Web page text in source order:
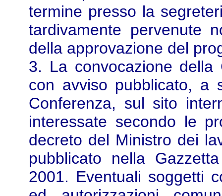
termine presso la
tardivamente pervenute
della approvazione del
3. La convocazione
con avviso pubblicato, a
Conferenza, sul sito
interessate secondo le
decreto del Ministro dei
pubblicato nella
2001. Eventuali soggetti